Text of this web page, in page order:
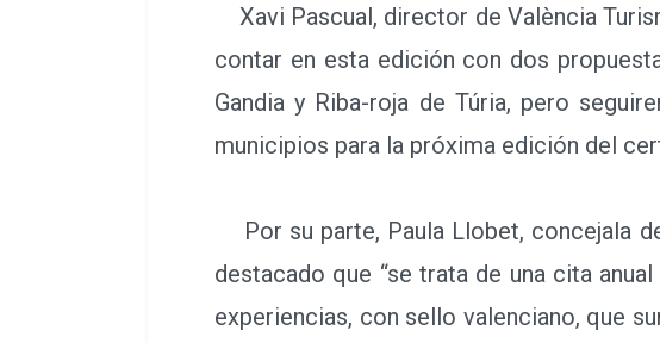
Xavi Pascual, director de València
contar en esta edición con dos
Gandia y Riba-roja de Túria, pero
municipios para la próxima edición del
Por su parte, Paula Llobet, concejala
destacado que “se trata de una cita
experiencias, con sello valenciano, que